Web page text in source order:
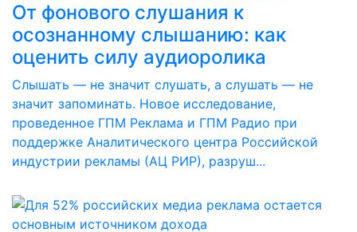
От фонового слушания к
осознанному слышанию: как
оценить силу аудиоролика
Слышать — не значит слушать, а слушать — не
значит запоминать. Новое исследование,
проведенное ГПМ Реклама и ГПМ Радио при
поддержке Аналитического центра Российской
индустрии рекламы (АЦ РИР), разруш...